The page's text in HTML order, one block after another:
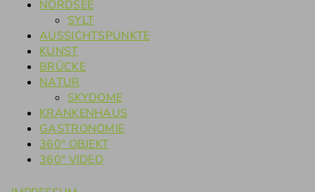
NORDSEE
SYLT
AUSSICHTSPUNKTE
KUNST
BRÜCKE
NATUR
SKYDOME
KRANKENHAUS
GASTRONOMIE
360° OBJEKT
360° VIDEO